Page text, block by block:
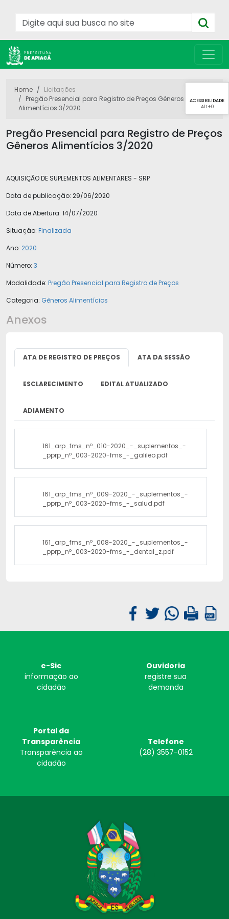
ACESSIBILIDADE
Alt+0
Home
Licitações
Pregão Presencial para Registro de Preços Gêneros
Alimentícios 3/2020
Pregão Presencial para Registro de Preços
Gêneros Alimentícios 3/2020
AQUISIÇÃO DE SUPLEMENTOS ALIMENTARES - SRP
Data de publicação: 29/06/2020
Data de Abertura: 14/07/2020
Situação: Finalizada
Ano: 2020
Número: 3
Modalidade: Pregão Presencial para Registro de Preços
Categoria: Gêneros Alimentícios
Anexos
ATA DE REGISTRO DE PREÇOS ATA DA SESSÃO
ESCLARECIMENTO EDITAL ATUALIZADO
ADIAMENTO
161_arp_fms_nº_010-2020_-_suplementos_-
_pprp_nº_003-2020-fms_-_galileo.pdf
161_arp_fms_nº_009-2020_-_suplementos_-
_pprp_nº_003-2020-fms_-_salud.pdf
161_arp_fms_nº_008-2020_-_suplementos_-
_pprp_nº_003-2020-fms_-_dental_z.pdf
e-Sic
informação ao
cidadão
Ouvidoria
registre sua
demanda
Portal da
Transparência
Transparência ao
cidadão
Telefone
(28) 3557-0152